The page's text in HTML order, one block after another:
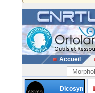
Accueil
Dicosyn